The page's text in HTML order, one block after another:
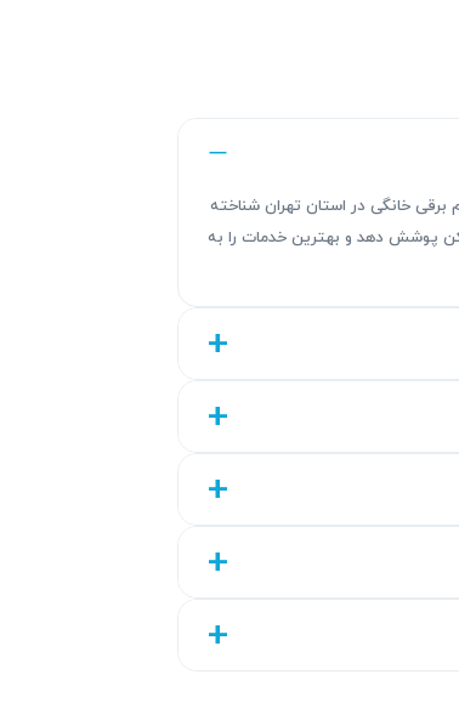
هدف ما ایجاد رضایت مشتری با ارائه خدمات شفاف و مطابق نرخ
تعهد ما به ارائه خدماتی با دوام و قابل
لوازم برقی خانگی در استان تهران شناخته
پوشش دهد و بهترین خدمات را به